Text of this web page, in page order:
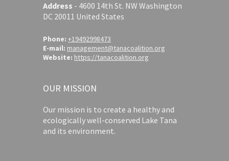
Address - 4600 14th St. NW Washington
DC 20011 United States
Phone: +19492998473
E-mail: management@tanacoalition.org
Website: https://tanacoalition.org
OUR MISSION
Our mission is to create a healthy and
ecologically well-conserved Lake Tana
and its environment.